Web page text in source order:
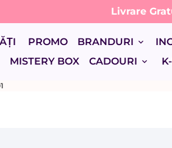
Livrare
PROMO BRANDURI keyboard_arrow_down
MISTERY BOX CADOURI keyboard_arrow_down